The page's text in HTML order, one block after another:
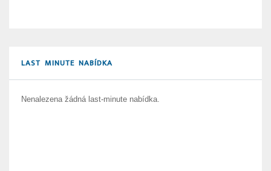
LAST MINUTE NABÍDKA
Nenalezena žádná last-minute nabídka.